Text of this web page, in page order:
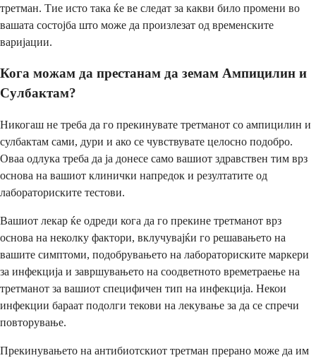
третман. Тие исто така ќе ве следат за какви било промени во
вашата состојба што може да произлезат од временските
варијации.
Кога можам да престанам да земам Ампицилин и
Сулбактам?
Никогаш не треба да го прекинувате третманот со ампицилин и
сулбактам сами, дури и ако се чувствувате целосно подобро.
Оваа одлука треба да ја донесе само вашиот здравствен тим врз
основа на вашиот клинички напредок и резултатите од
лабораториските тестови.
Вашиот лекар ќе одреди кога да го прекине третманот врз
основа на неколку фактори, вклучувајќи го решавањето на
вашите симптоми, подобрувањето на лабораториските маркери
за инфекција и завршувањето на соодветното времетраење на
третманот за вашиот специфичен тип на инфекција. Некои
инфекции бараат подолги текови на лекување за да се спречи
повторување.
Прекинувањето на антибиотскиот третман прерано може да им